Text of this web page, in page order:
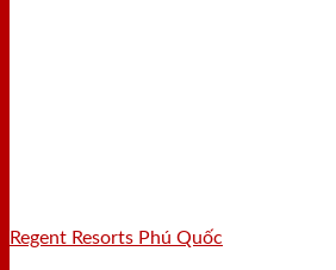
Regent Resorts Phú Quốc